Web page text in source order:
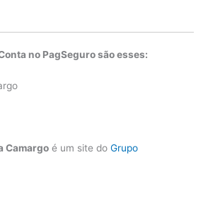
no PagSeguro são esses:
Camargo é um site do Grupo